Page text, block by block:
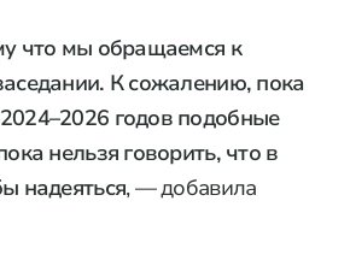
что мы обращаемся к
К сожалению, пока
годов подобные
нельзя говорить, что в
надеяться, — добавила